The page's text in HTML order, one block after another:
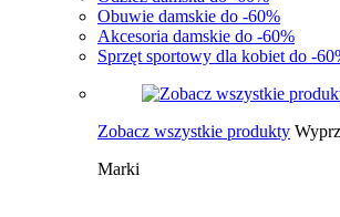
Obuwie damskie do -60%
Akcesoria damskie do -60%
Sprzęt sportowy dla kobiet do -
Zobacz wszystkie produkty
Marki